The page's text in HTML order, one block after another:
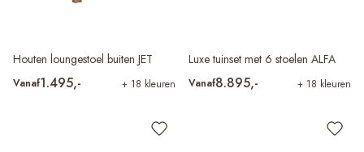
Houten loungestoel buiten JET
Vanaf1.495,- + 18 kleuren
Luxe tuinset met 6 stoelen ALFA
Vanaf8.895,- + 18 kleuren